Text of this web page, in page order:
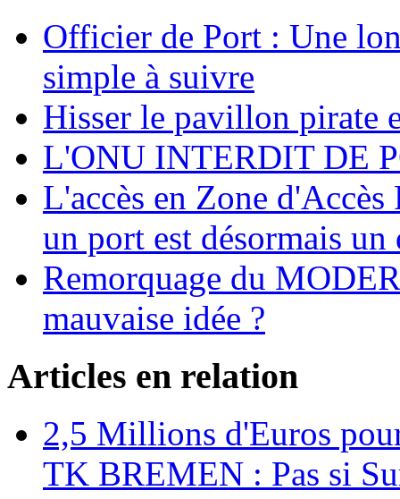
Officier de Port : Une
simple à suivre
Hisser le pavillon pirate
L'ONU INTERDIT DE
L'accès en Zone
un port est désormais un
Remorquage du
mauvaise idée ?
Articles en relation
2,5 Millions d'Euros
TK BREMEN : Pas si